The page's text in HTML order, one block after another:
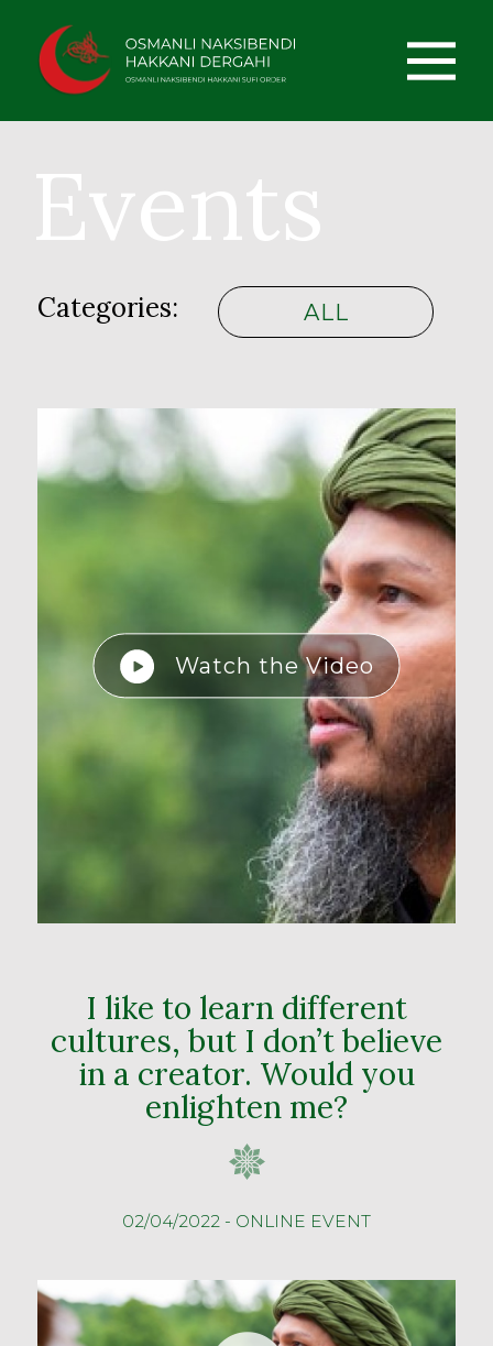
Events
Categories: ALL
Watch the Video
I like to learn different
cultures, but I don’t believe
in a creator. Would you
enlighten me?
02/04/2022 - ONLINE EVENT